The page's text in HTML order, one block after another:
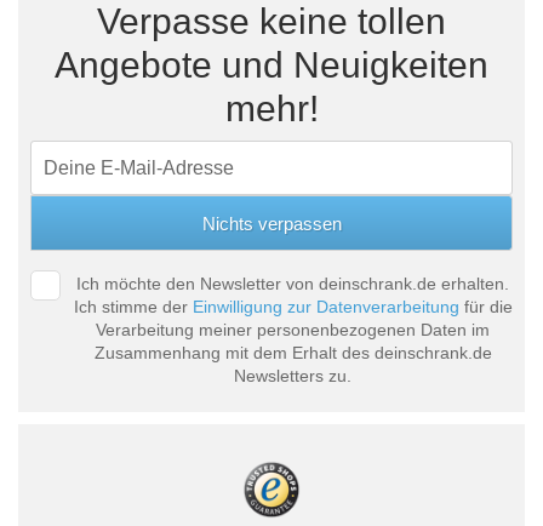
Verpasse keine tollen
Angebote und Neuigkeiten
mehr!
Ich möchte den Newsletter von deinschrank.de erhalten.
Ich stimme der Einwilligung zur Datenverarbeitung für die
Verarbeitung meiner personenbezogenen Daten im
Zusammenhang mit dem Erhalt des deinschrank.de
Newsletters zu.